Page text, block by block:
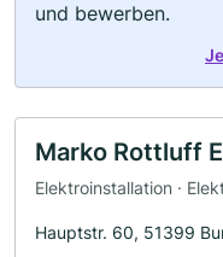
und bewerben.
Marko Rottluff
Elektroinstallation ·
Hauptstr. 60, 51399